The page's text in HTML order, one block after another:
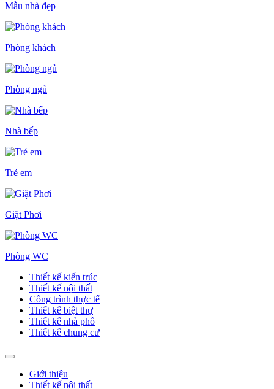
Mẫu nhà đẹp
Phòng khách
Phòng ngủ
Nhà bếp
Trẻ em
Giặt Phơi
Phòng WC
Thiết kế kiến trúc
Thiết kế nội thất
Công trình thực tế
Thiết kế biệt thự
Thiết kế nhà phố
Thiết kế chung cư
Giới thiệu
Thiết kế nội thất